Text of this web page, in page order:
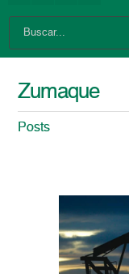
Zumaque
Posts